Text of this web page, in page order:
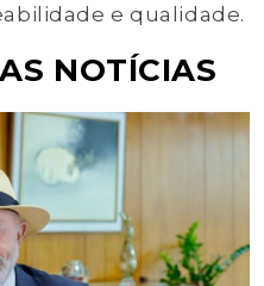
e qualidade.
NOTÍCIAS